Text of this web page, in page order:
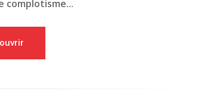
complotisme...